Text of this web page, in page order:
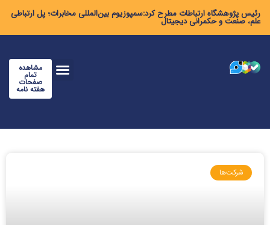
رئیس پژوهشگاه ارتباطات مطرح کرد:سمپوزیوم بین‌المللی مخابرات؛ پل ارتباطی
علم، صنعت و حکمرانی دیجیتال
مشاهده
تمام
صفحات
هفته نامه
شرکت‌ها